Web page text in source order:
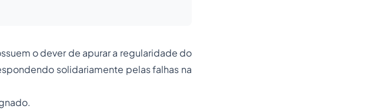
o dever de apurar a regularidade do
solidariamente pelas falhas na